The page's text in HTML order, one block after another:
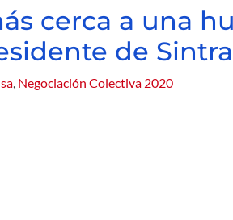
cerca a una
de
, Negociación Colectiva 2020